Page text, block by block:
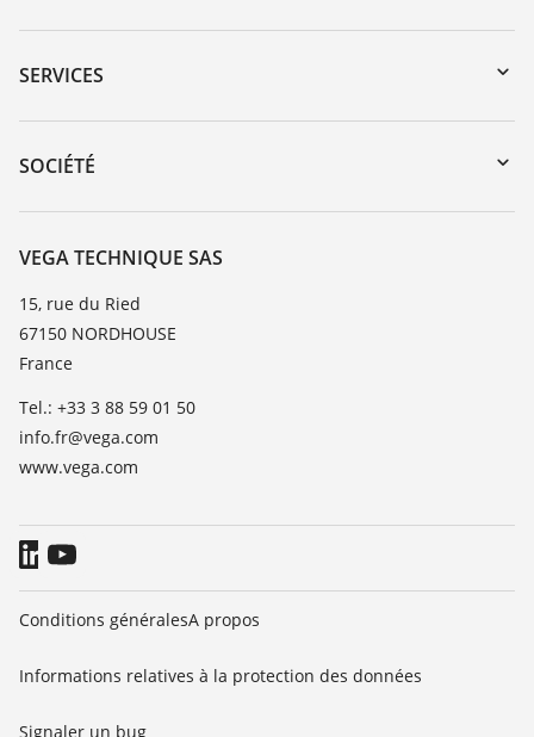
Téléchargements
Recherche par numéro de série
DTM Collection/PACTware
SERVICES
Retour d'appareil
Formations
Liste de compatibilité chimique
TeamViewer
SOCIÉTÉ
Carrière
À propos de VEGA
Contact
News
Presse
Blog
VEGA TECHNIQUE SAS
15, rue du Ried
67150 NORDHOUSE
France
Tel.: +33 3 88 59 01 50
info.fr@vega.com
www.vega.com
Conditions généralesA propos
Informations relatives à la protection des données
Signaler un bug